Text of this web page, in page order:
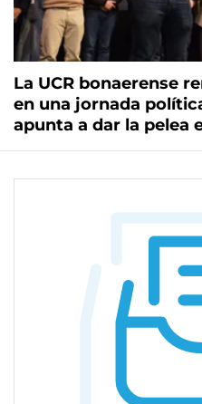
La UCR bonaerense
en una jornada
apunta a dar la pelea